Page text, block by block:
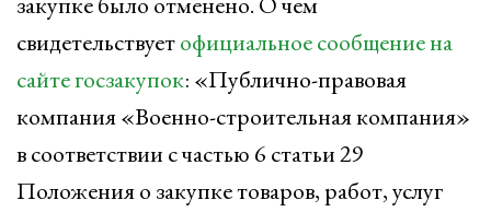
свидетельствуетофициальное сообщение на
сайте госзакупок: «Публично-правовая
компания «Военно-строительная компания»
в соответствии с частью 6 статьи 29
Положения о закупке товаров, работ, услуг